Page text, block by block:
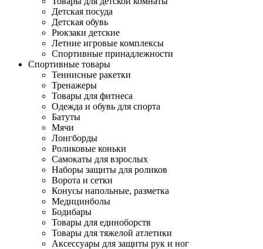
Детская посуда
Детская обувь
Рюкзаки детские
Летние игровые комплексы
Спортивные принадлежности
Спортивные товары
Теннисные ракетки
Тренажеры
Товары для фитнеса
Одежда и обувь для спорта
Батуты
Мячи
Лонгборды
Роликовые коньки
Самокаты для взрослых
Наборы защиты для роликов
Ворота и сетки
Конусы напольные, разметка
Медицинболы
Бодибары
Товары для единоборств
Товары для тяжелой атлетики
Аксессуары для защиты рук и ног